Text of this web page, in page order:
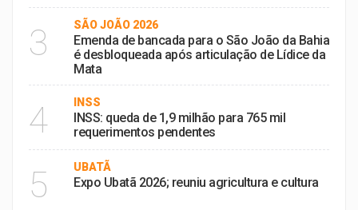
3 SÃO JOÃO 2026
Emenda de bancada para o São João da Bahia
é desbloqueada após articulação de Lídice da
Mata
4 INSS
INSS: queda de 1,9 milhão para 765 mil
requerimentos pendentes
5 UBATÃ
Expo Ubatã 2026; reuniu agricultura e cultura